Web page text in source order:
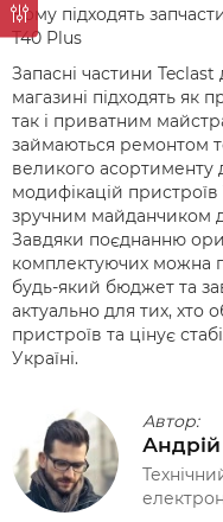
Кому підходять
T40 Plus
Запасні частини
магазині підходять як
так і приватним
займаються ремонтом
великого асортименту
модифікацій
зручним майданчиком
Завдяки поєднанню
комплектуючих можна
будь-який бюджет та
актуально для тих, хто
пристроїв та цінує
Україні.
Автор: